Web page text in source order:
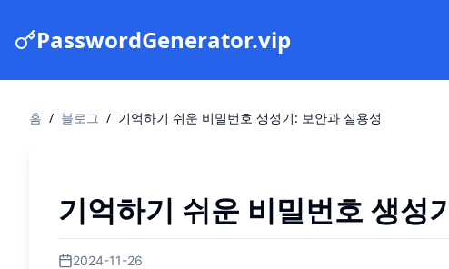
PasswordGenerator.vip
홈 / 블로그 / 기억하기 쉬운 비밀번호 생성기: 보안과 실용성
기억하기 쉬운 비밀번호 생성
2024-11-26